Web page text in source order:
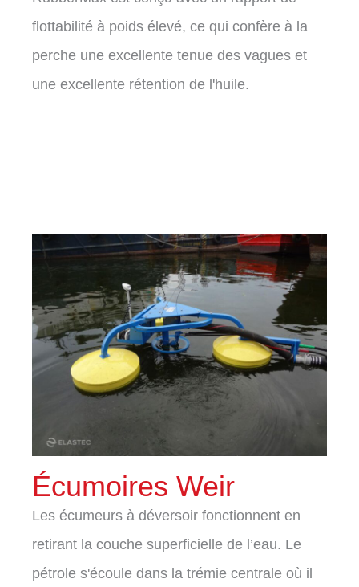
flottabilité à poids élevé, ce qui confère à la
perche une excellente tenue des vagues et
une excellente rétention de l'huile.
Écumoires Weir
Les écumeurs à déversoir fonctionnent en
retirant la couche superficielle de l’eau. Le
pétrole s'écoule dans la trémie centrale où il